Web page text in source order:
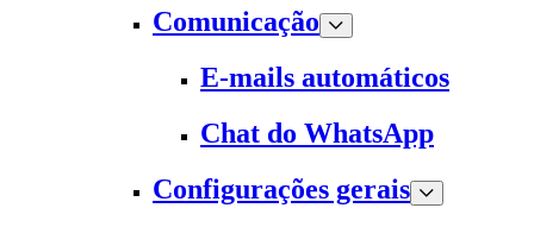
Comunicação
E-mails automáticos
Chat do WhatsApp
Configurações gerais